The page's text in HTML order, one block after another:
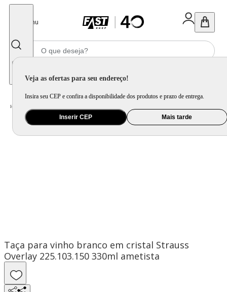
Menu
Veja as ofertas para seu endereço!
Insira seu CEP e confira a disponibilidade dos produtos e prazo de entrega.
Inserir CEP Mais tarde
Home
Taça para vinho branco em cristal Strauss
Overlay 225.103.150 330ml ametista